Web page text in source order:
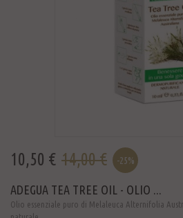
10,50 € 14,00 € -25%
ADEGUA TEA TREE OIL - OLIO ...
Olio essenziale puro di Melaleuca Alternifolia